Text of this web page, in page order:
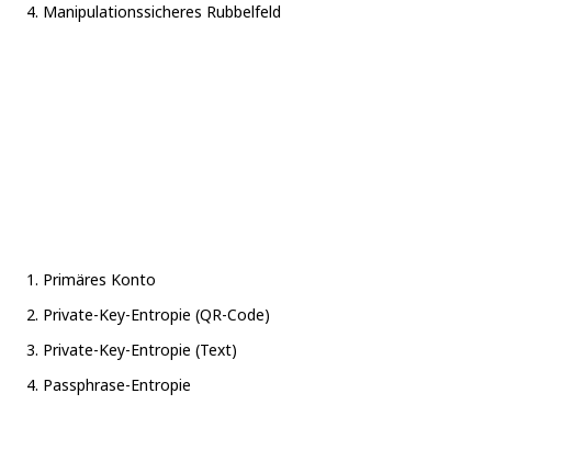
Manipulationssicheres Rubbelfeld
Primäres Konto
Private-Key-Entropie (QR-Code)
Private-Key-Entropie (Text)
Passphrase-Entropie